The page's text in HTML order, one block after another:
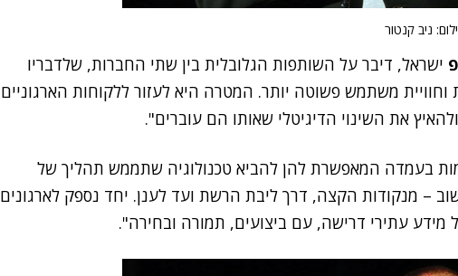
ניב קנטור
ישראל, דיבר על השותפות הגלובלית בין שתי החברות, שלדבריו
משתמש פשוטה יותר. המטרה היא לעזור ללקוחות הארגוניים
בעמדה המאפשרת להן להביא טכנולוגיה שתממש תהליך של
– מנקודות הקצה, דרך ליבת הרשת ועד לענן. יחד נספק לארגונים
מידע עתירי דרישה, עם ביצועים, תמורה ובחירה".